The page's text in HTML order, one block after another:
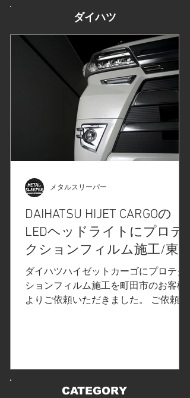
ダイハツ
DAIHATSU HIJET CARGOの
LEDヘッドライトにプロテ
クションフィルム施工/東京
都町田市S様
ダイハツハイゼットカーゴにプロテク
ションフィルム施工を町田市のお客様
よりご依頼いただきました。 ご依頼内
ことが言われないとわか...
メタルスリーパー
CATEGORY